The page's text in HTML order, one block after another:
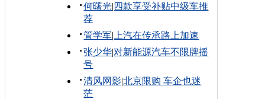
何曙光| 四款享受补贴中级车推
荐
管学军| 上汽在传承路上加速
张少华|对新能源汽车不限牌摇
号
清风网影|北京限购 车企也迷
茫